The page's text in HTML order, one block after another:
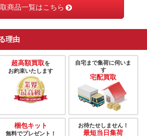
商品一覧はこちら
理由
超高額買取を
お約束いたします
自宅まで集荷に伺いま
す
宅配買取
梱包キット
無料でプレゼント！
お待たせしません！
最短当日集荷